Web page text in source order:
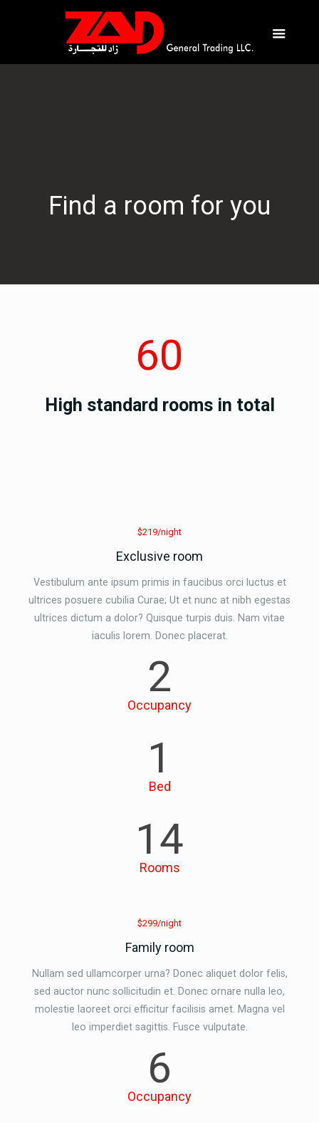
Find a room for you
60
High standard rooms in total
$219/night
Exclusive room
Vestibulum ante ipsum primis in faucibus orci luctus et
ultrices posuere cubilia Curae; Ut et nunc at nibh egestas
ultrices dictum a dolor? Quisque turpis duis. Nam vitae
iaculis lorem. Donec placerat.
2
Occupancy
1
Bed
14
Rooms
$299/night
Family room
Nullam sed ullamcorper urna? Donec aliquet dolor felis,
sed auctor nunc sollicitudin et. Donec ornare nulla leo,
molestie laoreet orci efficitur facilisis amet. Magna vel
leo imperdiet sagittis. Fusce vulputate.
6
Occupancy